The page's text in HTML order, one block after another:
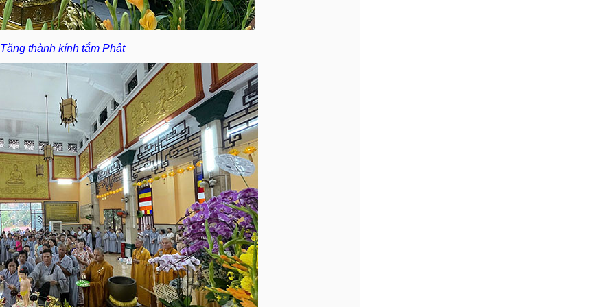
thành kính tắm Phật